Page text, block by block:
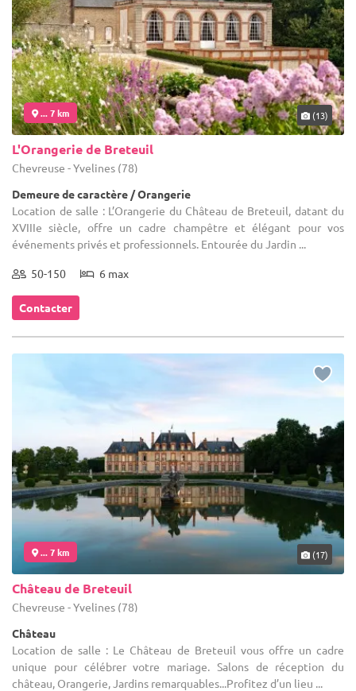
... 7 km (13)
L'Orangerie de Breteuil
Chevreuse - Yvelines (78)
Demeure de caractère / Orangerie
Location de salle : L’Orangerie du Château de Breteuil, datant du
XVIIIe siècle, offre un cadre champêtre et élégant pour vos
événements privés et professionnels. Entourée du Jardin ...
50-150 6 max
Contacter
... 7 km (17)
Château de Breteuil
Chevreuse - Yvelines (78)
Château
Location de salle : Le Château de Breteuil vous offre un cadre
unique pour célébrer votre mariage. Salons de réception du
château, Orangerie, Jardins remarquables...Profitez d’un lieu ...